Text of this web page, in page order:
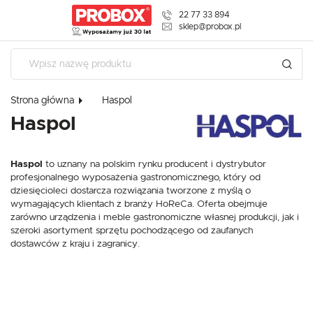
22 77 33 894
sklep@probox.pl
Strona główna Haspol
Haspol
Haspol to uznany na polskim rynku producent i dystrybutor
profesjonalnego wyposażenia gastronomicznego, który od
dziesięcioleci dostarcza rozwiązania tworzone z myślą o
wymagających klientach z branży HoReCa. Oferta obejmuje
zarówno urządzenia i meble gastronomiczne własnej produkcji, jak i
szeroki asortyment sprzętu pochodzącego od zaufanych
dostawców z kraju i zagranicy.
USTAWIENIA
Szanujemy Twoją prywatność. Możesz zmienić ustawienia
cookies lub zaakceptować je wszystkie. W dowolnym
momencie możesz dokonać zmiany swoich ustawień.
Niezbędne
Niezbędne pliki cookies służą do prawidłowego funkcjonowania strony
internetowej i umożliwiają Ci komfortowe korzystanie z oferowanych przez
nas usług.
Pliki cookies odpowiadają na podejmowane przez Ciebie działania w celu
m.in. dostosowania Twoich ustawień preferencji prywatności, logowania czy
USTAWIENIA REGIONALNE
Lokalizacja
Polska
polski
Polski złoty (PLN)
ZAPISZ